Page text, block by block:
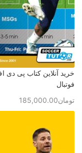
خرید آنلاین کتاب پی دی
فوتبال
تومان185,000.00